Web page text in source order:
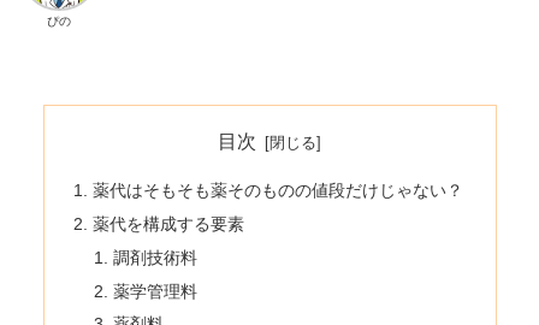
ぴの
目次
薬代はそもそも薬そのものの値段だけじゃない？
薬代を構成する要素
調剤技術料
薬学管理料